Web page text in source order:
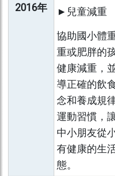
2016年
►兒童減重
協助國小體
重或肥胖的
健康減重，
導正確的飲
念和養成規
運動習慣，
中小朋友從
有健康的生
態。